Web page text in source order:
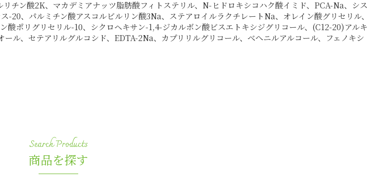
チン酸2K、マカデミアナッツ脂肪酸フィトステリル、N-ヒドロキシコハク酸イミド、PCA-Na、シス
-20、パルミチン酸アスコルビルリン酸3Na、ステアロイルラクチレートNa、オレイン酸グリセリル、
ポリグリセリル-10、シクロヘキサン-1,4-ジカルボン酸ビスエトキシジグリコール、(C12-20)アルキ
ル、セテアリルグルコシド、EDTA-2Na、カプリリルグリコール、べへニルアルコール、フェノキシ
商品を探す